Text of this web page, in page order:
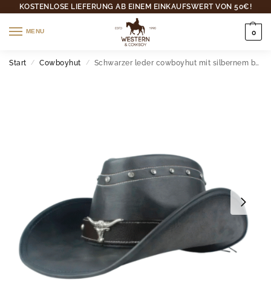
KOSTENLOSE LIEFERUNG AB EINEM EINKAUFSWERT VON 50€!
MENU 0
Start / Cowboyhut / Schwarzer leder cowboyhut mit silbernem bullenakzent